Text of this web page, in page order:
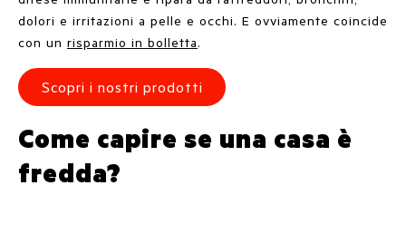
dolori e irritazioni a pelle e occhi. E ovviamente coincide
con un risparmio in bolletta.
Scopri i nostri prodotti
Come capire se una casa è
fredda?